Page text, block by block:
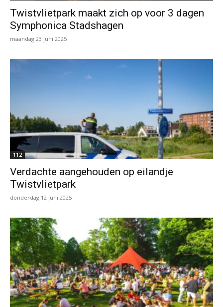
Twistvlietpark maakt zich op voor 3 dagen
Symphonica Stadshagen
maandag 23 juni 2025
112
Verdachte aangehouden op eilandje
Twistvlietpark
donderdag 12 juni 2025